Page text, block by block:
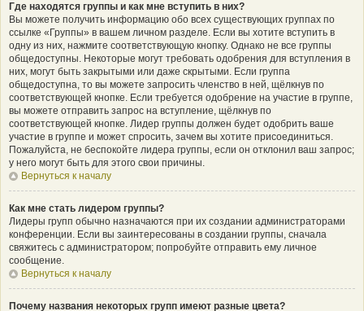
Где находятся группы и как мне вступить в них?
Вы можете получить информацию обо всех существующих группах по
ссылке «Группы» в вашем личном разделе. Если вы хотите вступить в
одну из них, нажмите соответствующую кнопку. Однако не все группы
общедоступны. Некоторые могут требовать одобрения для вступления в
них, могут быть закрытыми или даже скрытыми. Если группа
общедоступна, то вы можете запросить членство в ней, щёлкнув по
соответствующей кнопке. Если требуется одобрение на участие в группе,
вы можете отправить запрос на вступление, щёлкнув по
соответствующей кнопке. Лидер группы должен будет одобрить ваше
участие в группе и может спросить, зачем вы хотите присоединиться.
Пожалуйста, не беспокойте лидера группы, если он отклонил ваш запрос;
у него могут быть для этого свои причины.
Вернуться к началу
Как мне стать лидером группы?
Лидеры групп обычно назначаются при их создании администраторами
конференции. Если вы заинтересованы в создании группы, сначала
свяжитесь с администратором; попробуйте отправить ему личное
сообщение.
Вернуться к началу
Почему названия некоторых групп имеют разные цвета?